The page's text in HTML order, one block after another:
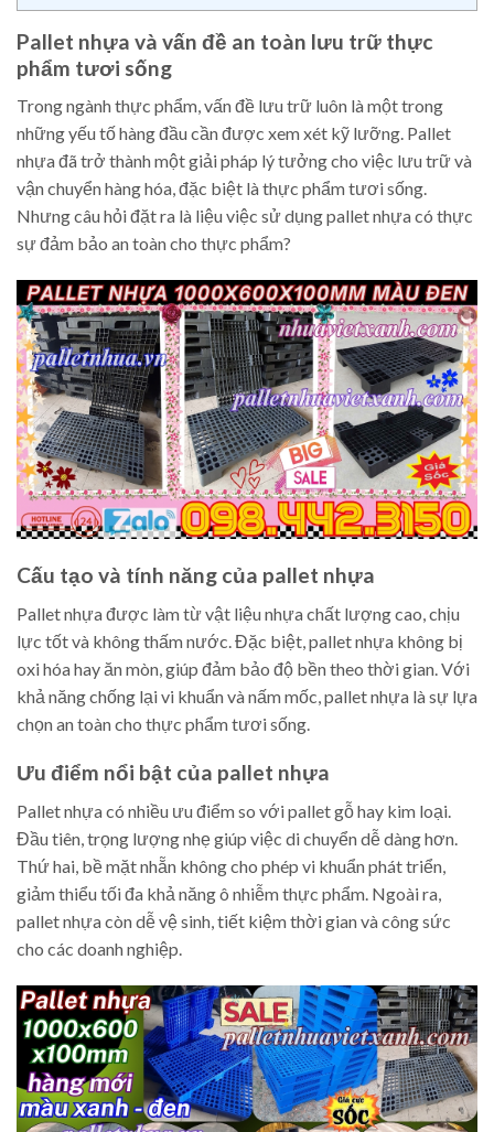
Pallet nhựa và vấn đề an toàn lưu trữ thực
phẩm tươi sống
Trong ngành thực phẩm, vấn đề lưu trữ luôn là một trong
những yếu tố hàng đầu cần được xem xét kỹ lưỡng. Pallet
nhựa đã trở thành một giải pháp lý tưởng cho việc lưu trữ và
vận chuyển hàng hóa, đặc biệt là thực phẩm tươi sống.
Nhưng câu hỏi đặt ra là liệu việc sử dụng pallet nhựa có thực
sự đảm bảo an toàn cho thực phẩm?
Cấu tạo và tính năng của pallet nhựa
Pallet nhựa được làm từ vật liệu nhựa chất lượng cao, chịu
lực tốt và không thấm nước. Đặc biệt, pallet nhựa không bị
oxi hóa hay ăn mòn, giúp đảm bảo độ bền theo thời gian. Với
khả năng chống lại vi khuẩn và nấm mốc, pallet nhựa là sự lựa
chọn an toàn cho thực phẩm tươi sống.
Ưu điểm nổi bật của pallet nhựa
Pallet nhựa có nhiều ưu điểm so với pallet gỗ hay kim loại.
Đầu tiên, trọng lượng nhẹ giúp việc di chuyển dễ dàng hơn.
Thứ hai, bề mặt nhẵn không cho phép vi khuẩn phát triển,
giảm thiểu tối đa khả năng ô nhiễm thực phẩm. Ngoài ra,
pallet nhựa còn dễ vệ sinh, tiết kiệm thời gian và công sức
cho các doanh nghiệp.